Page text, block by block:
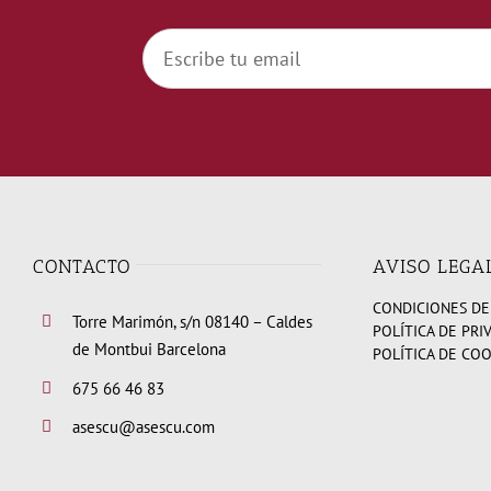
CONTACTO
Torre Marimón, s/n 08140 – Caldes
de Montbui Barcelona
675 66 46 83
asescu@asescu.com
AVISO
CONDICIONES
POLÍTICA DE
POLÍTICA DE